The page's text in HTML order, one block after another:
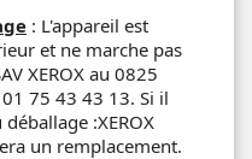
: L'appareil est
et ne marche pas
XEROX au 0825
75 43 43 13. Si il
:XEROX
un remplacement.